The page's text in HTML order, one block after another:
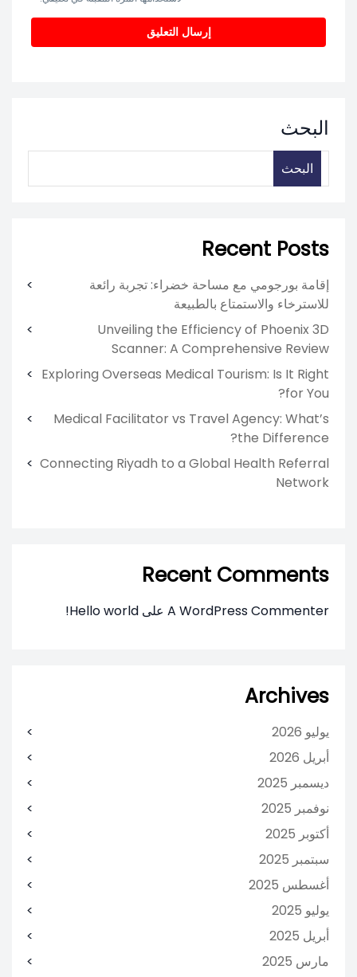
البحث
البحث
Recent Posts
إقامة بورجومي مع مساحة خضراء: تجربة رائعة
للاسترخاء والاستمتاع بالطبيعة
Unveiling the Efficiency of Phoenix 3D
Scanner: A Comprehensive Review
Exploring Overseas Medical Tourism: Is It Right
for You?
Medical Facilitator vs Travel Agency: What’s
the Difference?
Connecting Riyadh to a Global Health Referral
Network
Recent Comments
A WordPress Commenter على Hello world!
Archives
يوليو 2026
أبريل 2026
ديسمبر 2025
نوفمبر 2025
أكتوبر 2025
سبتمبر 2025
أغسطس 2025
يوليو 2025
أبريل 2025
مارس 2025